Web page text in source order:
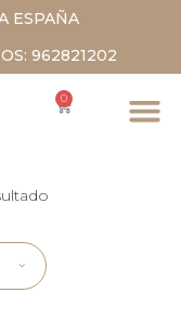
ESPAÑA
962821202
0